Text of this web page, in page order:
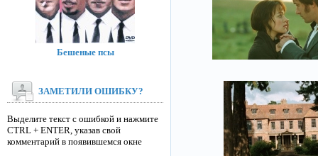
Бешеные псы
ЗАМЕТИЛИ ОШИБКУ?
Выделите текст с ошибкой и нажмите
CTRL + ENTER, указав свой
комментарий в появившемся окне